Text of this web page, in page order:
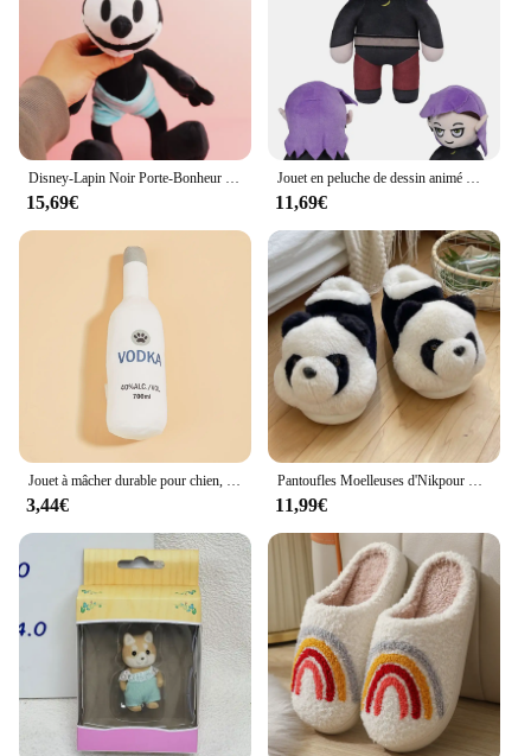
Disney-Lapin Noir Porte-Bonheur en Peluche pour Enfant, Jouet Doux avec de sulfOreilles, Cadeau d'Anniversaire
15,69€
Jouet en peluche de dessin animé Hunter Hooty Amity Luz Cosplay, cadeaux d'anniversaire de Noël, théâtre, maison, mascotte, accessoires d'usine
11,69€
Jouet à mâcher durable pour chien, jouet en peluche pour animal de compagnie, conception de bouteille de vin, meulage des dents, approvisionnement coule, 1PC
3,44€
Pantoufles Moelleuses d'Nikpour Femmes et Hommes, Chaussures Chaudes pour Couples, en Peluche Douce, Légères, pour la Maison, Nouvelle Collection
11,99€